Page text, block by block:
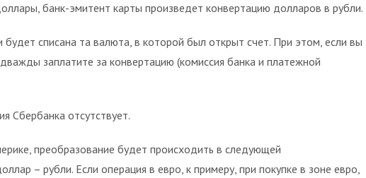
банк-эмитент карты произведет конвертацию долларов в рубли.
списана та валюта, в которой был открыт счет. При этом, если вы
заплатите за конвертацию (комиссия банка и платежной
Сбербанка отсутствует.
преобразование будет происходить в следующей
– рубли. Если операция в евро, к примеру, при покупке в зоне евро,